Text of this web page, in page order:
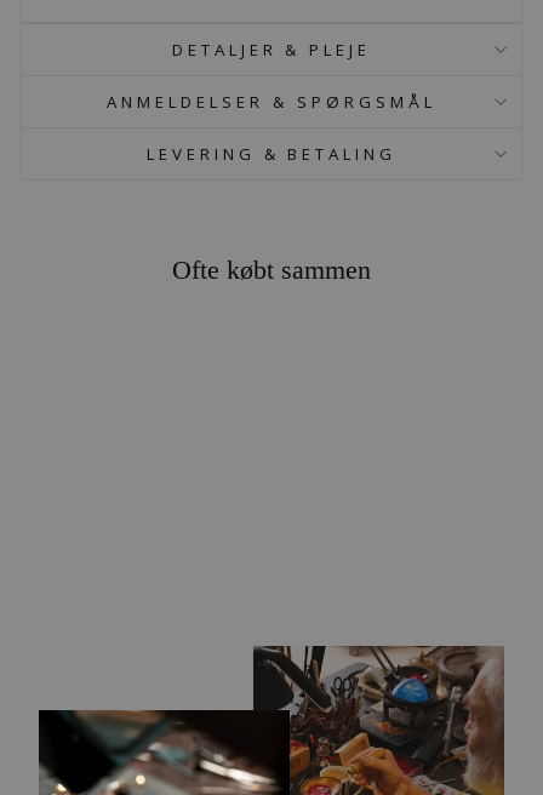
DETALJER & PLEJE
ANMELDELSER & SPØRGSMÅL
LEVERING & BETALING
Ofte købt sammen